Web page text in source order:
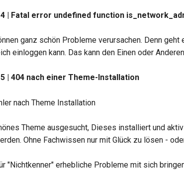
| Fatal error undefined function
ganz schön Probleme verursachen. Denn
einloggen kann. Das kann den Einen oder
| 404 nach einer Theme-Installation
Theme ausgesucht, Dieses installiert und
Ohne Fachwissen nur mit Glück zu lösen -
"Nichtkenner" erhebliche Probleme mit sich